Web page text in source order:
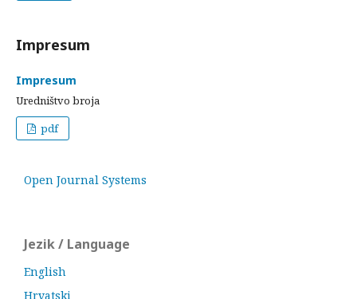
Impresum
Impresum
Uredništvo broja
pdf
Open Journal Systems
Jezik / Language
English
Hrvatski